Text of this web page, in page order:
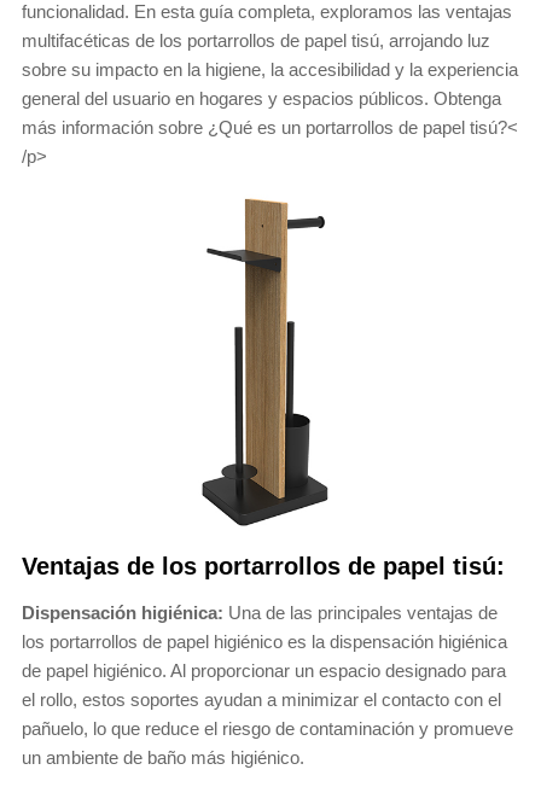
funcionalidad. En esta guía completa, exploramos las ventajas
multifacéticas de los portarrollos de papel tisú, arrojando luz
sobre su impacto en la higiene, la accesibilidad y la experiencia
general del usuario en hogares y espacios públicos. Obtenga
más información sobre ¿Qué es un portarrollos de papel tisú?<
/p>
Ventajas de los portarrollos de papel tisú:
Dispensación higiénica: Una de las principales ventajas de
los portarrollos de papel higiénico es la dispensación higiénica
de papel higiénico. Al proporcionar un espacio designado para
el rollo, estos soportes ayudan a minimizar el contacto con el
pañuelo, lo que reduce el riesgo de contaminación y promueve
un ambiente de baño más higiénico.